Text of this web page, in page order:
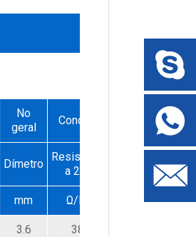
No
geral
Condutor
Dímetro
Resistência
a 20℃
mm Ω/KM
3.6 381